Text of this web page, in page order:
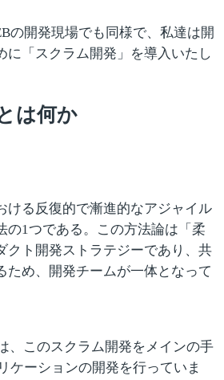
の開発現場でも同様で、私達は開
に「スクラム開発」を導入いたし
は何か
ける反復的で漸進的なアジャイル
の1つである。この方法論は「柔
クト開発ストラテジーであり、共
ため、開発チームが一体となって
、このスクラム開発をメインの手
ケーションの開発を行っていま